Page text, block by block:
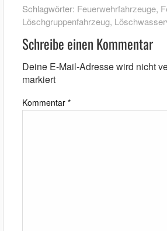
Schlagwörter: Feuerwehrfahrzeuge,
Löschgruppenfahrzeug,
Schreibe einen Kommentar
Deine E-Mail-Adresse wird nicht
markiert
Kommentar *